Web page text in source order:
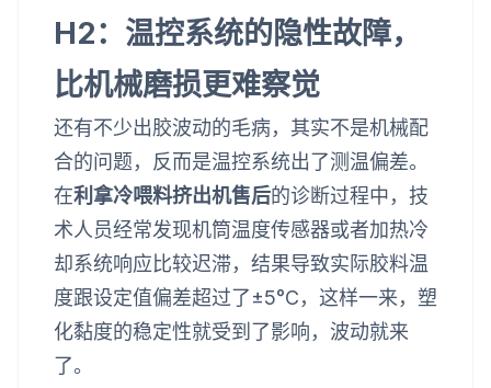
H2：温控系统的隐性故障，
比机械磨损更难察觉
还有不少出胶波动的毛病，其实不是机械配
合的问题，反而是温控系统出了测温偏差。
在利拿冷喂料挤出机售后的诊断过程中，技
术人员经常发现机筒温度传感器或者加热冷
却系统响应比较迟滞，结果导致实际胶料温
度跟设定值偏差超过了±5°C，这样一来，塑
化黏度的稳定性就受到了影响，波动就来
了。